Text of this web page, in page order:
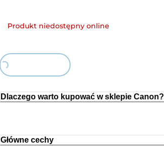
Produkt niedostępny online
Loading...
Dlaczego warto kupować w sklepie Canon?
Główne cechy